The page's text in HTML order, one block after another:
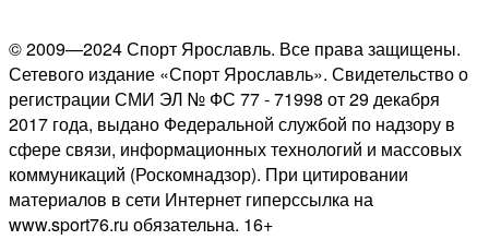
© 2009—2024 Спорт Ярославль. Все права защищены.
Сетевого издание «Спорт Ярославль». Свидетельство о
регистрации СМИ ЭЛ № ФС 77 - 71998 от 29 декабря
2017 года, выдано Федеральной службой по надзору в
сфере связи, информационных технологий и массовых
коммуникаций (Роскомнадзор). При цитировании
материалов в сети Интернет гиперссылка на
www.sport76.ru обязательна. 16+